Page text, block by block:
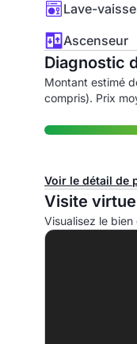
Lave-
Ascenseur
Diagnostic
Montant estimé
compris). Prix
Voir le détail de
Consommation
Visite
Visualisez le